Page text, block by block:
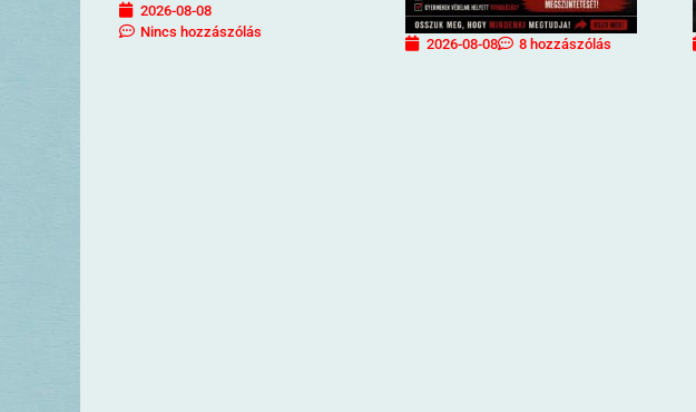
2026-08-08
Nincs hozzászólás
2026-08-08 8 hozzászólás